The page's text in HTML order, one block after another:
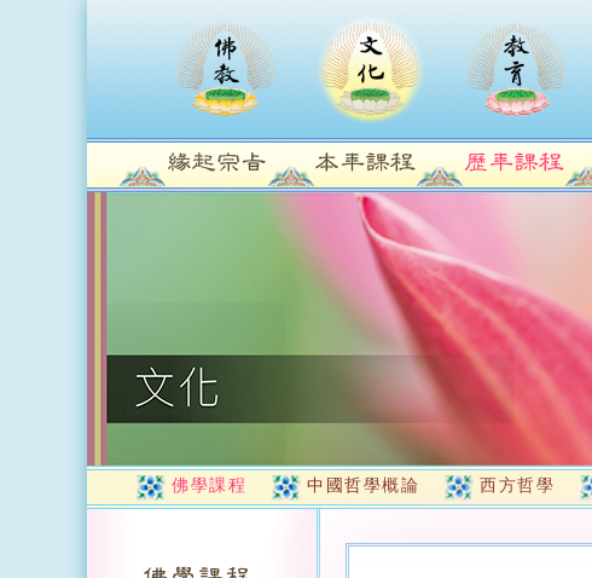
佛學課程 中國哲學概論 西方哲學